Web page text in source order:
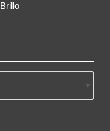
Brillo